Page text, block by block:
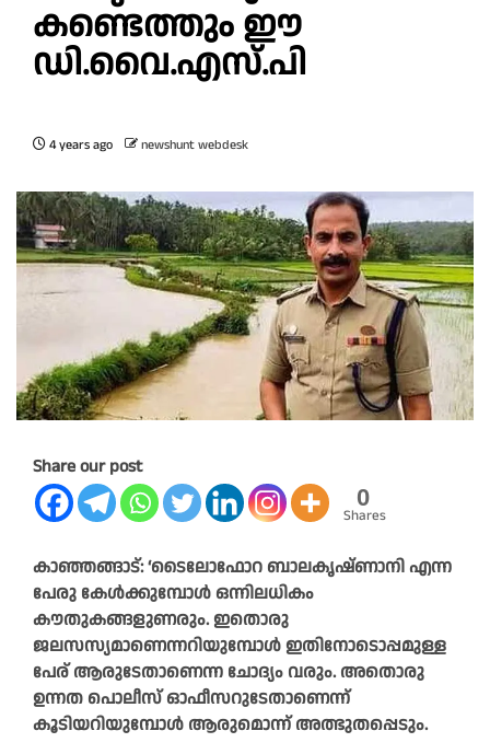
കണ്ടെത്തും ഈ
ഡി.വൈ.എസ്.പി
4 years ago newshunt webdesk
Share our post
0
Shares
കാഞ്ഞങ്ങാട്: ‘ടൈലോഫോറ ബാലകൃഷ്ണാനി എന്ന
പേരു കേൾക്കുമ്പോൾ ഒന്നിലധികം
കൗതുകങ്ങളുണരും. ഇതൊരു
ജലസസ്യമാണെന്നറിയുമ്പോൾ ഇതിനോടൊപ്പമുള്ള
പേര് ആരുടേതാണെന്ന ചോദ്യം വരും. അതൊരു
ഉന്നത പൊലീസ് ഓഫീസറുടേതാണെന്ന്
കൂടിയറിയുമ്പോൾ ആരുമൊന്ന് അത്ഭുതപ്പെടും.